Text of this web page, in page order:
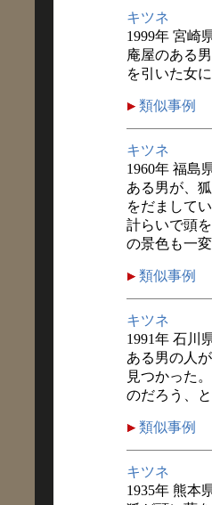
キツネ
1999年 宮崎
庵屋のある
を引いた女
類似事例
キツネ
1960年 福島
ある男が、
をだまして
計らいで頭
の景色も一変
類似事例
キツネ
1991年 石川
ある男の人
見つかった
のだろう、
類似事例
キツネ
1935年 熊本